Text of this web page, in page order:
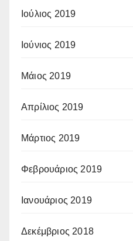
Ιούλιος 2019
Ιούνιος 2019
Μάιος 2019
Απρίλιος 2019
Μάρτιος 2019
Φεβρουάριος 2019
Ιανουάριος 2019
Δεκέμβριος 2018